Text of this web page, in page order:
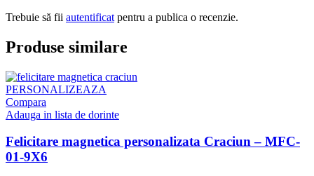
Trebuie să fii autentificat pentru a publica o recenzie.
Produse similare
PERSONALIZEAZA
Compara
Adauga in lista de dorinte
Felicitare magnetica personalizata Craciun – MFC-
01-9X6